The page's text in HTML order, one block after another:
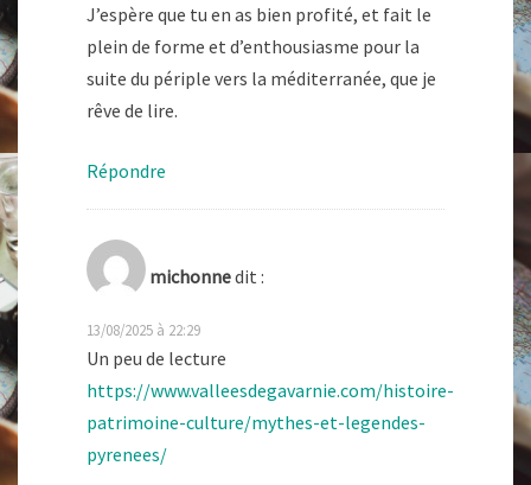
J’espère que tu en as bien profité, et fait le
plein de forme et d’enthousiasme pour la
suite du périple vers la méditerranée, que je
rêve de lire.
Répondre
michonnedit :
13/08/2025 à 22:29
Un peu de lecture
https://www.valleesdegavarnie.com/histoire-
patrimoine-culture/mythes-et-legendes-
pyrenees/